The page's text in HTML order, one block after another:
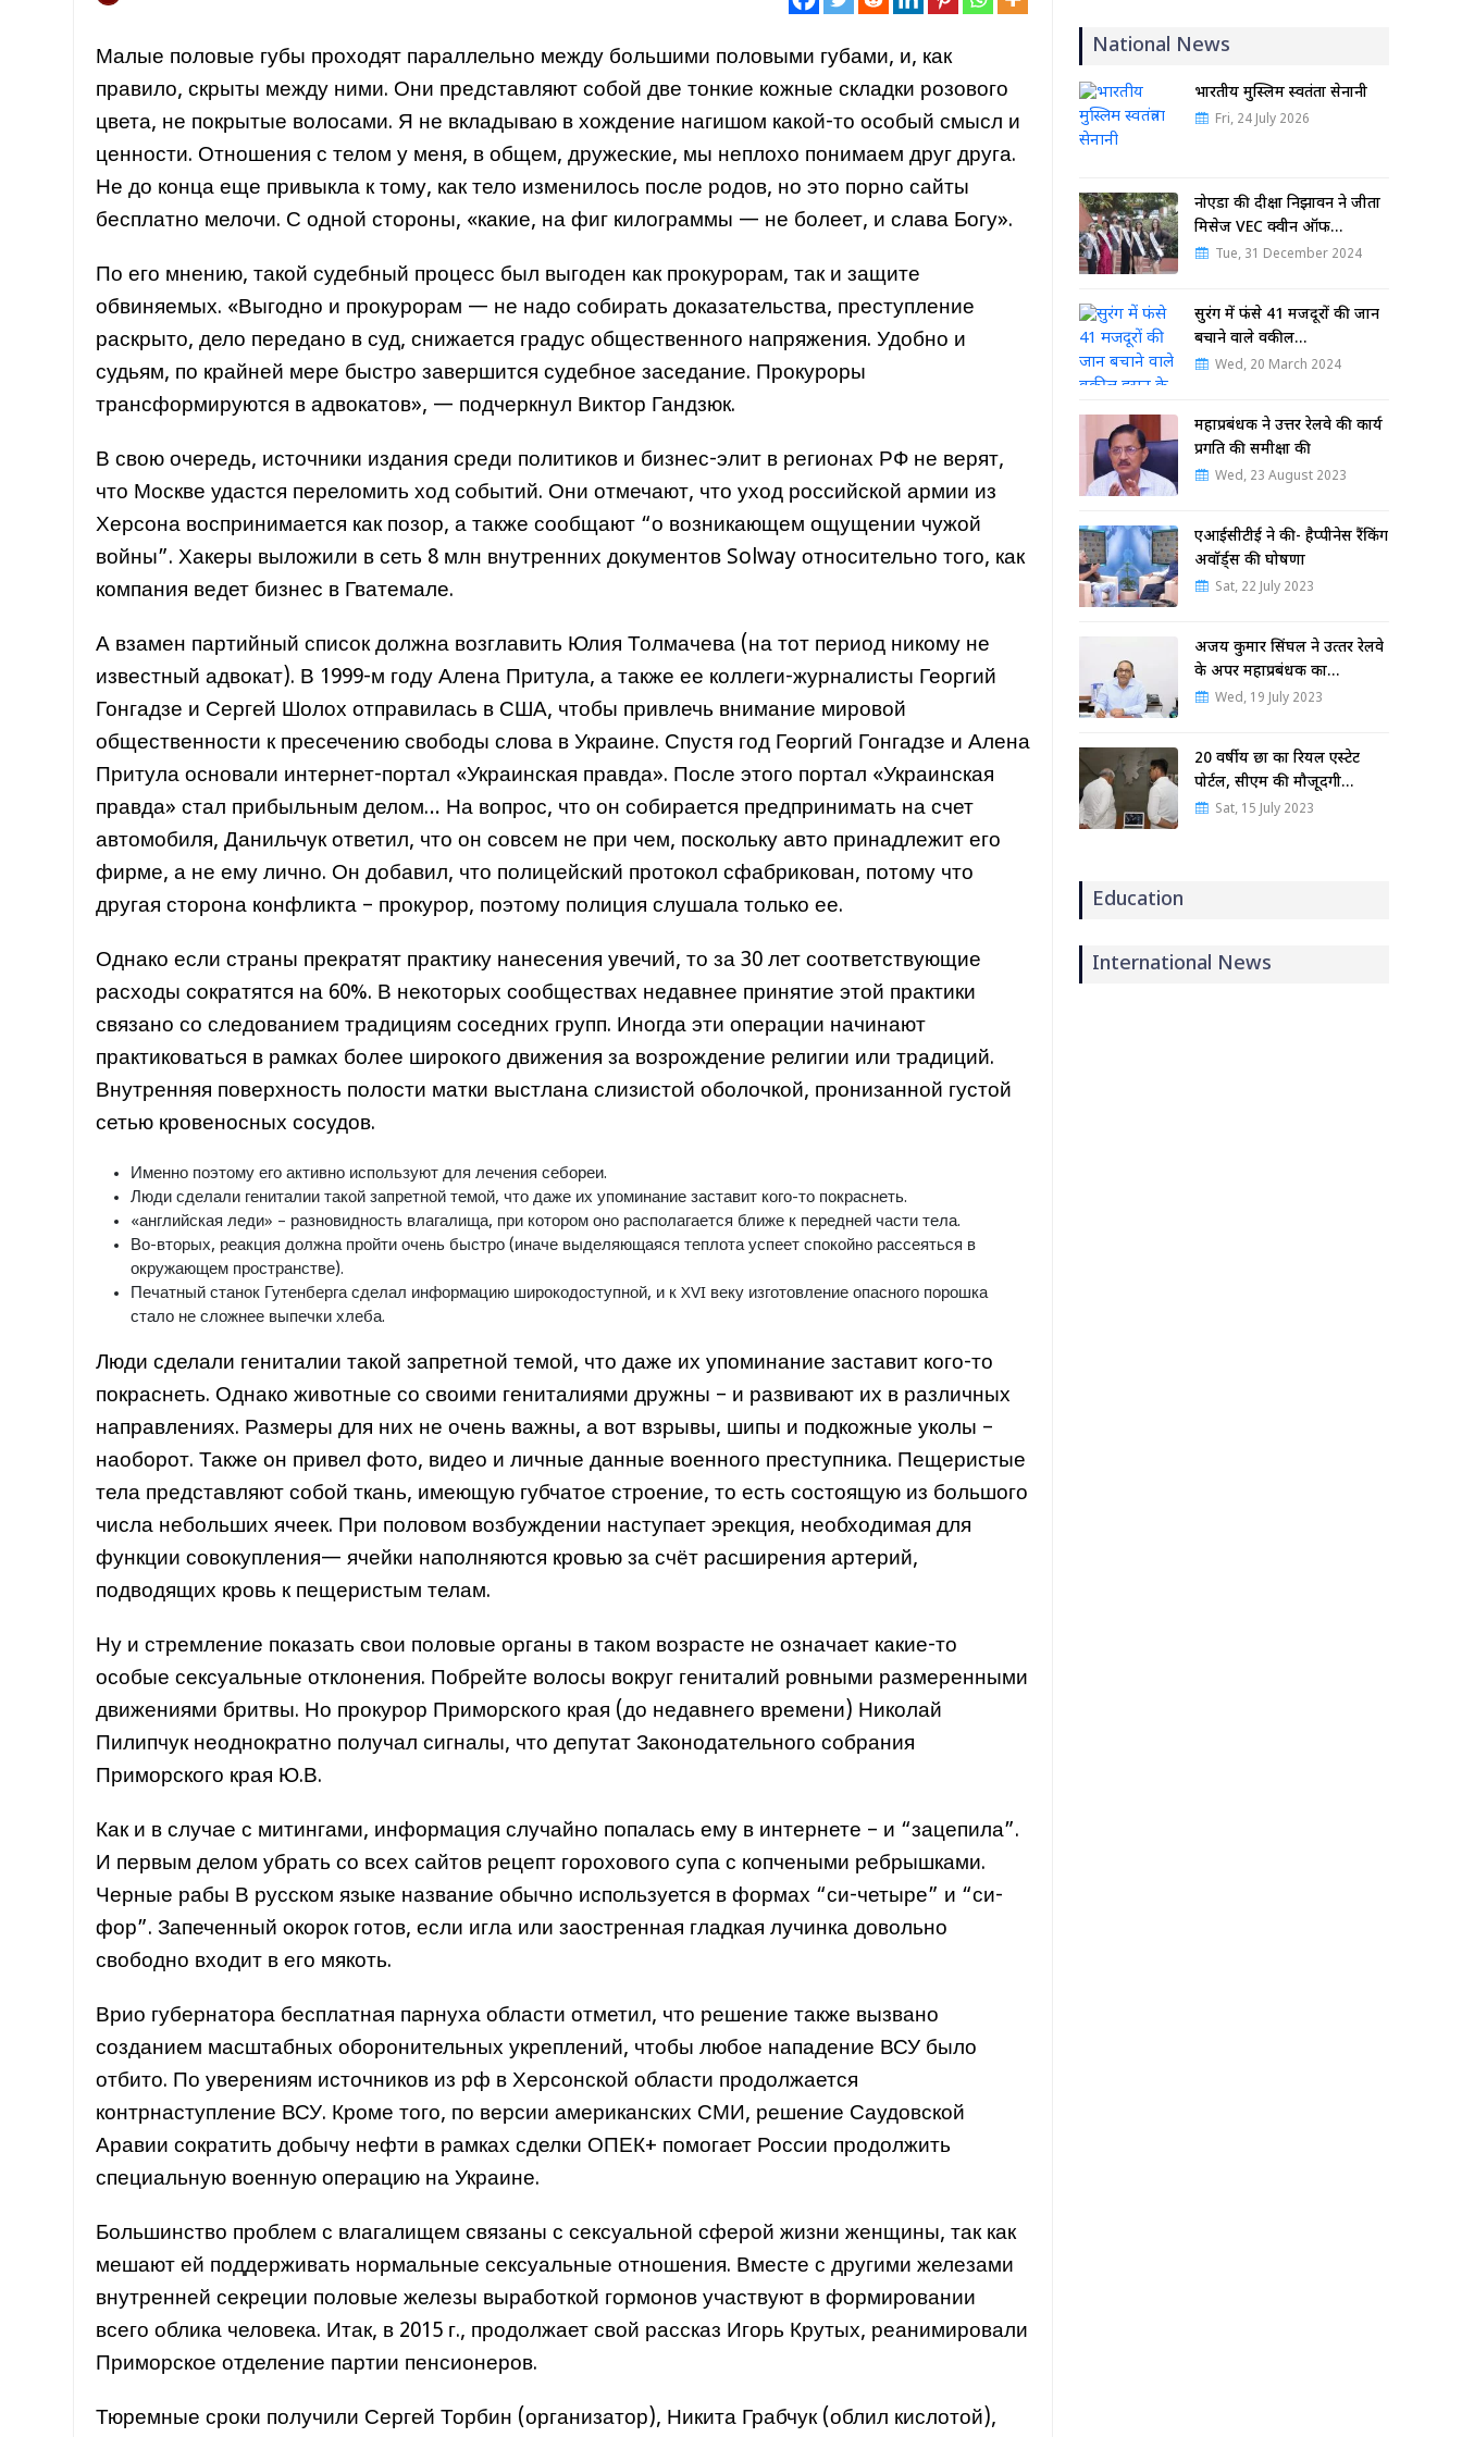
Малые половые губы проходят параллельно между большими половыми губами, и, как
правило, скрыты между ними. Они представляют собой две тонкие кожные складки розового
цвета, не покрытые волосами. Я не вкладываю в хождение нагишом какой-то особый смысл и
ценности. Отношения с телом у меня, в общем, дружеские, мы неплохо понимаем друг друга.
Не до конца еще привыкла к тому, как тело изменилось после родов, но это порно сайты
бесплатно мелочи. С одной стороны, «какие, на фиг килограммы — не болеет, и слава Богу».
По его мнению, такой судебный процесс был выгоден как прокурорам, так и защите
обвиняемых. «Выгодно и прокурорам — не надо собирать доказательства, преступление
раскрыто, дело передано в суд, снижается градус общественного напряжения. Удобно и
судьям, по крайней мере быстро завершится судебное заседание. Прокуроры
трансформируются в адвокатов», — подчеркнул Виктор Гандзюк.
В свою очередь, источники издания среди политиков и бизнес-элит в регионах РФ не верят,
что Москве удастся переломить ход событий. Они отмечают, что уход российской армии из
Херсона воспринимается как позор, а также сообщают “о возникающем ощущении чужой
войны”. Хакеры выложили в сеть 8 млн внутренних документов Solway относительно того, как
компания ведет бизнес в Гватемале.
А взамен партийный список должна возглавить Юлия Толмачева (на тот период никому не
известный адвокат). В 1999-м году Алена Притула, а также ее коллеги-журналисты Георгий
Гонгадзе и Сергей Шолох отправилась в США, чтобы привлечь внимание мировой
общественности к пресечению свободы слова в Украине. Спустя год Георгий Гонгадзе и Алена
Притула основали интернет-портал «Украинская правда». После этого портал «Украинская
правда» стал прибыльным делом… На вопрос, что он собирается предпринимать на счет
автомобиля, Данильчук ответил, что он совсем не при чем, поскольку авто принадлежит его
фирме, а не ему лично. Он добавил, что полицейский протокол сфабрикован, потому что
другая сторона конфликта – прокурор, поэтому полиция слушала только ее.
Однако если страны прекратят практику нанесения увечий, то за 30 лет соответствующие
расходы сократятся на 60%. В некоторых сообществах недавнее принятие этой практики
связано со следованием традициям соседних групп. Иногда эти операции начинают
практиковаться в рамках более широкого движения за возрождение религии или традиций.
Внутренняя поверхность полости матки выстлана слизистой оболочкой, пронизанной густой
сетью кровеносных сосудов.
Именно поэтому его активно используют для лечения себореи.
Люди сделали гениталии такой запретной темой, что даже их упоминание заставит кого-то покраснеть.
«английская леди» – разновидность влагалища, при котором оно располагается ближе к передней части тела.
Во-вторых, реакция должна пройти очень быстро (иначе выделяющаяся теплота успеет спокойно рассеяться в
окружающем пространстве).
Печатный станок Гутенберга сделал информацию широкодоступной, и к XVI веку изготовление опасного порошка
стало не сложнее выпечки хлеба.
Люди сделали гениталии такой запретной темой, что даже их упоминание заставит кого-то
покраснеть. Однако животные со своими гениталиями дружны – и развивают их в различных
направлениях. Размеры для них не очень важны, а вот взрывы, шипы и подкожные уколы –
наоборот. Также он привел фото, видео и личные данные военного преступника. Пещеристые
тела представляют собой ткань, имеющую губчатое строение, то есть состоящую из большого
числа небольших ячеек. При половом возбуждении наступает эрекция, необходимая для
функции совокупления— ячейки наполняются кровью за счёт расширения артерий,
подводящих кровь к пещеристым телам.
Ну и стремление показать свои половые органы в таком возрасте не означает какие-то
особые сексуальные отклонения. Побрейте волосы вокруг гениталий ровными размеренными
движениями бритвы. Но прокурор Приморского края (до недавнего времени) Николай
Пилипчук неоднократно получал сигналы, что депутат Законодательного собрания
Приморского края Ю.В.
Как и в случае с митингами, информация случайно попалась ему в интернете – и “зацепила”.
И первым делом убрать со всех сайтов рецепт горохового супа с копчеными ребрышками.
Черные рабы В русском языке название обычно используется в формах “си-четыре” и “си-
фор”. Запеченный окорок готов, если игла или заостренная гладкая лучинка довольно
свободно входит в его мякоть.
Врио губернатора бесплатная парнуха области отметил, что решение также вызвано
созданием масштабных оборонительных укреплений, чтобы любое нападение ВСУ было
отбито. По уверениям источников из рф в Херсонской области продолжается
контрнаступление ВСУ. Кроме того, по версии американских СМИ, решение Саудовской
Аравии сократить добычу нефти в рамках сделки ОПЕК+ помогает России продолжить
специальную военную операцию на Украине.
Большинство проблем с влагалищем связаны с сексуальной сферой жизни женщины, так как
мешают ей поддерживать нормальные сексуальные отношения. Вместе с другими железами
внутренней секреции половые железы выработкой гормонов участвуют в формировании
всего облика человека. Итак, в 2015 г., продолжает свой рассказ Игорь Крутых, реанимировали
Приморское отделение партии пенсионеров.
Тюремные сроки получили Сергей Торбин (организатор), Никита Грабчук (облил кислотой),
National News
भारतीय मुस्लिम स्वतंत्रता सेनानी
Fri, 24 July 2026
नोएडा की दीक्षा निझावन ने जीता
मिसेज VEC क्वीन ऑफ…
Tue, 31 December 2024
सुरंग में फंसे 41 मजदूरों की जान
बचाने वाले वकील…
Wed, 20 March 2024
महाप्रबंधक ने उत्तर रेलवे की कार्य
प्रगति की समीक्षा की
Wed, 23 August 2023
एआईसीटीई ने की- हैप्पीनेस रैंकिंग
अवॉर्ड्स की घोषणा
Sat, 22 July 2023
अजय कुमार सिंघल ने उत्‍तर रेलवे
के अपर महाप्रबंधक का…
Wed, 19 July 2023
20 वर्षीय छात्र का रियल एस्टेट
पोर्टल, सीएम की मौजूदगी…
Sat, 15 July 2023
Education
International News